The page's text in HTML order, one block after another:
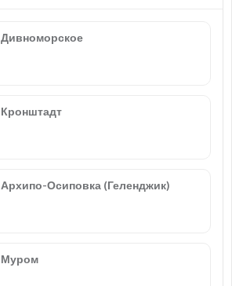
Дивноморское
Кронштадт
Архипо-Осиповка (Геленджик)
Муром